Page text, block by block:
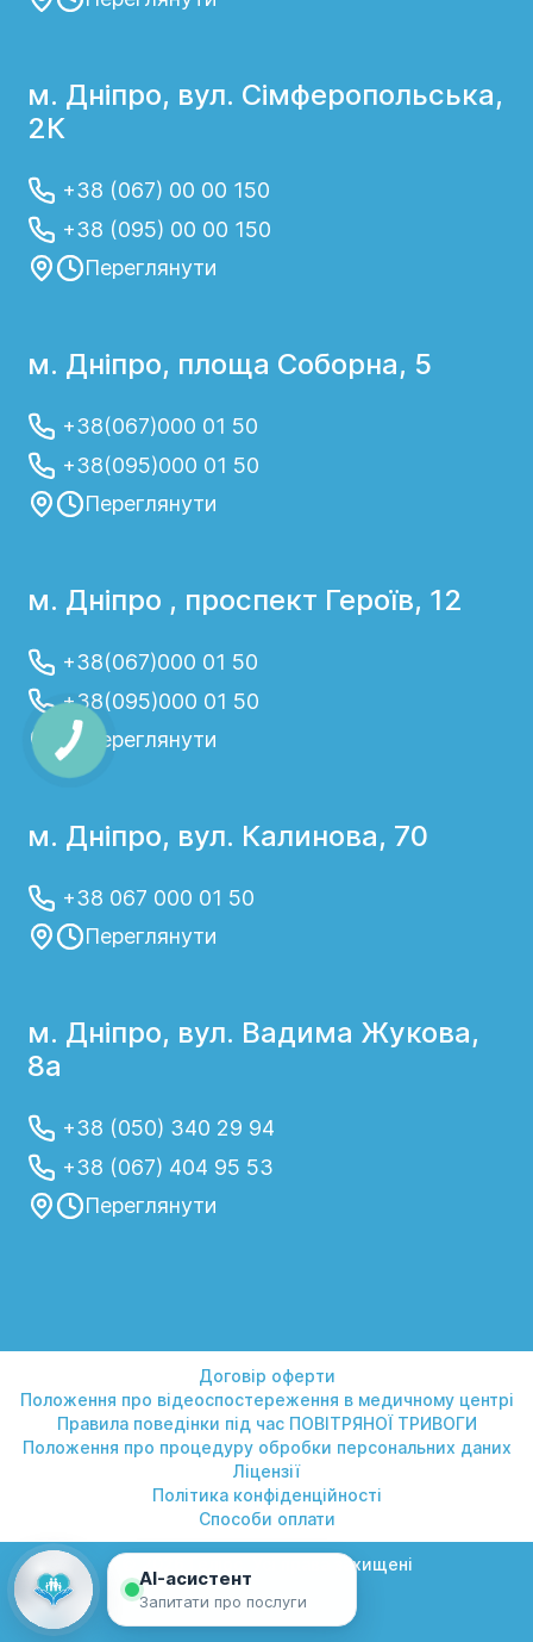
м. Дніпро, вул. Сімферопольська,
2К
+38 (067) 00 00 150
+38 (095) 00 00 150
Переглянути
м. Дніпро, площа Соборна, 5
+38(067)000 01 50
+38(095)000 01 50
Переглянути
м. Дніпро , проспект Героїв, 12
+38(067)000 01 50
+38(095)000 01 50
Переглянути
м. Дніпро, вул. Калинова, 70
+38 067 000 01 50
Переглянути
м. Дніпро, вул. Вадима Жукова,
8а
+38 (050) 340 29 94
+38 (067) 404 95 53
Переглянути
Договір оферти
Положення про відеоспостереження в медичному центрі
Правила поведінки під час ПОВІТРЯНОЇ ТРИВОГИ
Положення про процедуру обробки персональних даних
Ліцензії
Політика конфіденційності
Способи оплати
© 2026 Геліос. Усі права захищені
AI-асистент
Запитати про послуги